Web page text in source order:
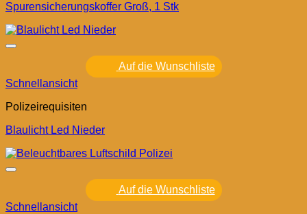
Spurensicherungskoffer Groß, 1 Stk
Auf die Wunschliste
Schnellansicht
Polizeirequisiten
Blaulicht Led Nieder
Auf die Wunschliste
Schnellansicht